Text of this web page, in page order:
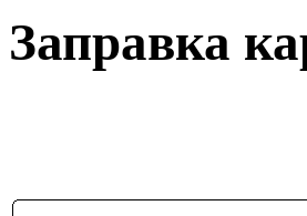
Заправка